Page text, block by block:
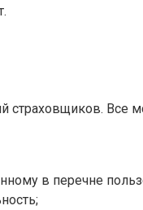
страховщиков.
в перечне